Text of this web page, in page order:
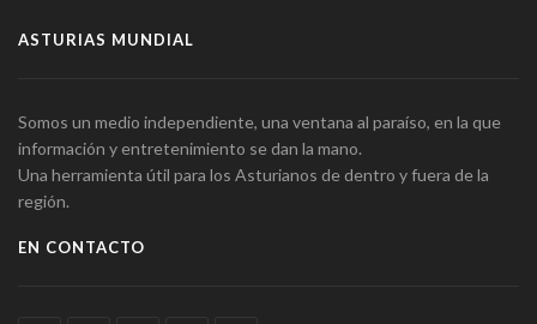
ASTURIAS MUNDIAL
Somos un medio independiente, una ventana al paraíso, en la que
información y entretenimiento se dan la mano.
Una herramienta útil para los Asturianos de dentro y fuera de la
región.
EN CONTACTO